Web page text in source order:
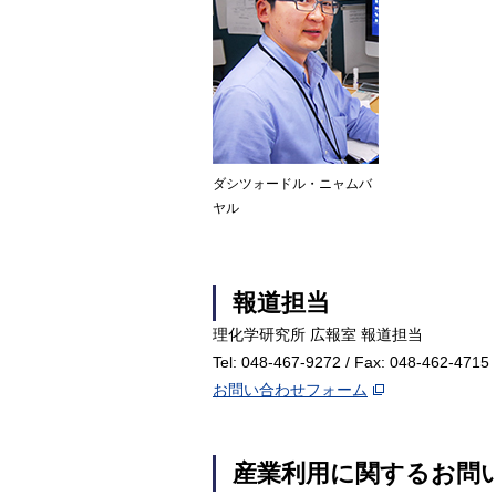
ダシツォードル・ニャムバ
ヤル
報道担当
理化学研究所 広報室 報道担当
Tel: 048-467-9272 / Fax: 048-462-4715
お問い合わせフォーム
産業利用に関するお問